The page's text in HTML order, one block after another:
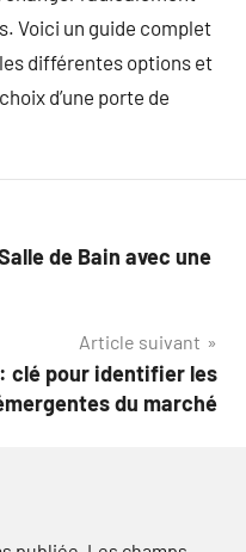
Voici un guide complet
différentes options et
d’une porte de
de Bain avec une
Article suivant
clé pour identifier les
du marché